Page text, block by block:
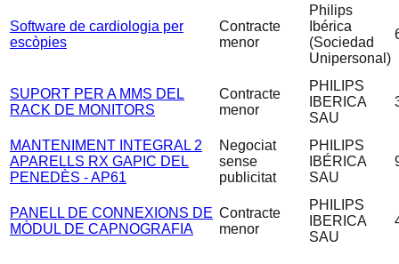
Software de cardiologia per
escòpies
Contracte
menor
Philips
Ibérica
(Sociedad
Unipersonal)
SUPORT PER A MMS DEL
RACK DE MONITORS
Contracte
menor
PHILIPS
IBERICA
SAU
MANTENIMENT INTEGRAL 2
APARELLS RX GAPIC DEL
PENEDÈS - AP61
Negociat
sense
publicitat
PHILIPS
IBÉRICA
SAU
PANELL DE CONNEXIONS DE
MÒDUL DE CAPNOGRAFIA
Contracte
menor
PHILIPS
IBERICA
SAU